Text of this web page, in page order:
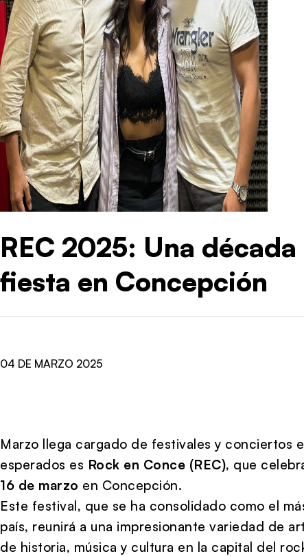
REC 2025: Una
fiesta en Concepción
04 DE MARZO 2025
Marzo llega cargado de festivales y conciertos
esperados es Rock en Conce (REC), que
16 de marzo en Concepción.
Este festival, que se ha consolidado como el
país, reunirá a una impresionante variedad de
de historia, música y cultura en la capital del